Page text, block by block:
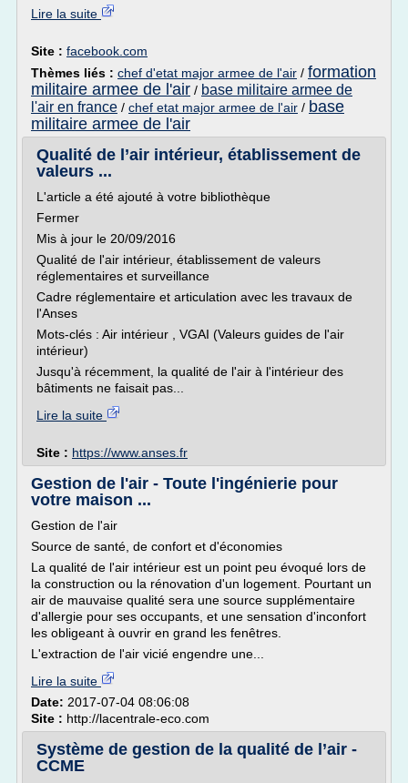
Lire la suite
Site : facebook.com
Thèmes liés : chef d'etat major armee de l'air / formation
militaire armee de l'air / base militaire armee de
l'air en france / chef etat major armee de l'air / base
militaire armee de l'air
Qualité de l’air intérieur, établissement de
valeurs ...
L'article a été ajouté à votre bibliothèque
Fermer
Mis à jour le 20/09/2016
Qualité de l'air intérieur, établissement de valeurs
réglementaires et surveillance
Cadre réglementaire et articulation avec les travaux de
l'Anses
Mots-clés : Air intérieur , VGAI (Valeurs guides de l'air
intérieur)
Jusqu'à récemment, la qualité de l'air à l'intérieur des
bâtiments ne faisait pas...
Lire la suite
Site : https://www.anses.fr
Gestion de l'air - Toute l'ingénierie pour
votre maison ...
Gestion de l'air
Source de santé, de confort et d'économies
La qualité de l'air intérieur est un point peu évoqué lors de
la construction ou la rénovation d'un logement. Pourtant un
air de mauvaise qualité sera une source supplémentaire
d'allergie pour ses occupants, et une sensation d'inconfort
les obligeant à ouvrir en grand les fenêtres.
L'extraction de l'air vicié engendre une...
Lire la suite
Date: 2017-07-04 08:06:08
Site : http://lacentrale-eco.com
Système de gestion de la qualité de l’air -
CCME